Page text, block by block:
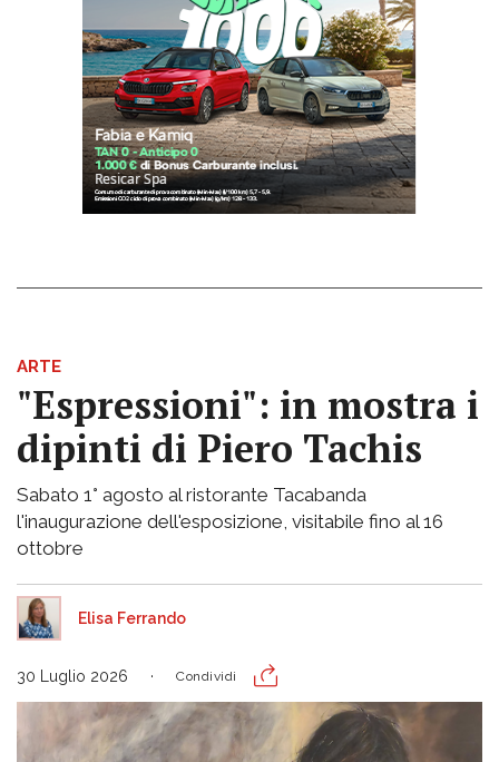
ARTE
"Espressioni": in mostra i
dipinti di Piero Tachis
Sabato 1° agosto al ristorante Tacabanda
l'inaugurazione dell'esposizione, visitabile fino al 16
ottobre
Elisa Ferrando
30 Luglio 2026 Condividi